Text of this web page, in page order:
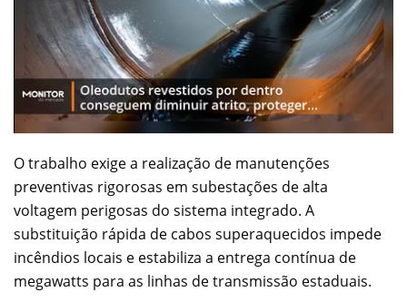
O trabalho exige a realização de manutenções
preventivas rigorosas em subestações de alta
voltagem perigosas do sistema integrado. A
substituição rápida de cabos superaquecidos impede
incêndios locais e estabiliza a entrega contínua de
megawatts para as linhas de transmissão estaduais.